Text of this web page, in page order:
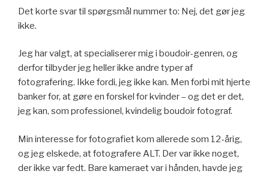
Det korte svar til spørgsmål nummer to: Nej, det gør jeg
ikke.
Jeg har valgt, at specialiserer mig i boudoir-genren, og
derfor tilbyder jeg heller ikke andre typer af
fotografering. Ikke fordi, jeg ikke kan. Men forbi mit hjerte
banker for, at gøre en forskel for kvinder – og det er det,
jeg kan, som professionel, kvindelig boudoir fotograf.
Min interesse for fotografiet kom allerede som 12-årig,
og jeg elskede, at fotografere ALT. Der var ikke noget,
der ikke var fedt. Bare kameraet var i hånden, havde jeg